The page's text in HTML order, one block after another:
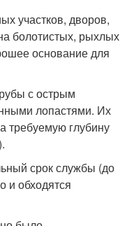
участков, дворов,
болотистых, рыхлых
основание для
с острым
лопастями. Их
требуемую глубину
срок службы (до
и обходятся